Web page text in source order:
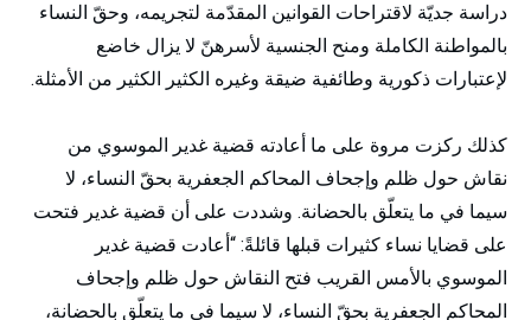
دراسة جديّة لاقتراحات القوانين المقدّمة لتجريمه، وحقّ النساء
بالمواطنة الكاملة ومنح الجنسية لأسرهنّ لا يزال خاضع
لإعتبارات ذكورية وطائفية ضيقة وغيره الكثير الكثير من الأمثلة.
كذلك ركزت مروة على ما أعادته قضية غدير الموسوي من
نقاش حول ظلم وإجحاف المحاكم الجعفرية بحقّ النساء، لا
سيما في ما يتعلّق بالحضانة. وشددت على أن قضية غدير فتحت
على قضايا نساء كثيرات قبلها قائلةً: “أعادت قضية غدير
الموسوي بالأمس القريب فتح النقاش حول ظلم وإجحاف
المحاكم الجعفرية بحقّ النساء، لا سيما في ما يتعلّق بالحضانة،